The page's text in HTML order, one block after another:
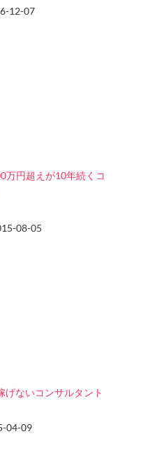
12-07
万円超えが10年続くコ
08-05
げないコンサルタント
04-09